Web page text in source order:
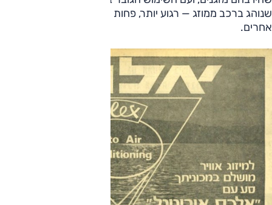
שנוהג ברכב ממוזג — רגוע יותר, פחות אגרסיבי, טועה ומסכן
אחרים.